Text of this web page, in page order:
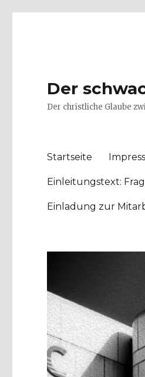
Der
Der christliche Glaube
Startseite
Einleitungstext:
Einladung zur